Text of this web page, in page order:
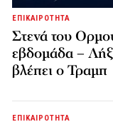
ΕΠΙΚΑΙΡΟΤΗΤΑ
Στενά του
εβδομάδα –
βλέπει ο Τραμπ
ΕΠΙΚΑΙΡΟΤΗΤΑ